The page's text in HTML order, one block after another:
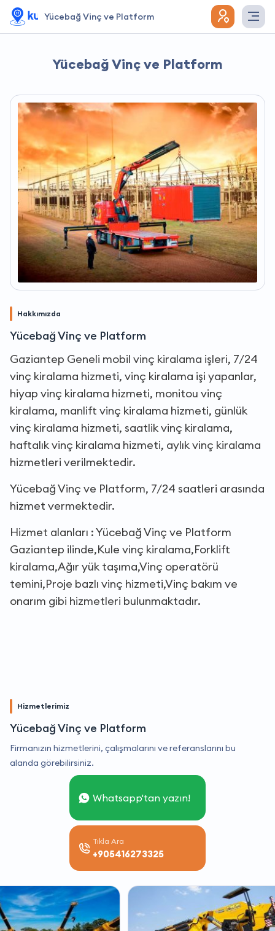
Yücebağ Vinç ve Platform
Yücebağ Vinç ve Platform
Hakkımızda
Yücebağ Vinç ve Platform
Gaziantep Geneli mobil vinç kiralama işleri, 7/24
vinç kiralama hizmeti, vinç kiralama işi yapanlar,
hiyap vinç kiralama hizmeti, monitou vinç
kiralama, manlift vinç kiralama hizmeti, günlük
vinç kiralama hizmeti, saatlik vinç kiralama,
haftalık vinç kiralama hizmeti, aylık vinç kiralama
hizmetleri verilmektedir.
Yücebağ Vinç ve Platform, 7/24 saatleri arasında
hizmet vermektedir.
Hizmet alanları : Yücebağ Vinç ve Platform
Gaziantep ilinde,Kule vinç kiralama,Forklift
kiralama,Ağır yük taşıma,Vinç operatörü
temini,Proje bazlı vinç hizmeti,Vinç bakım ve
onarım gibi hizmetleri bulunmaktadır.
Hizmetlerimiz
Yücebağ Vinç ve Platform
Firmanızın hizmetlerini, çalışmalarını ve referanslarını bu
alanda görebilirsiniz.
Whatsapp'tan yazın!
Tıkla Ara
+905416273325